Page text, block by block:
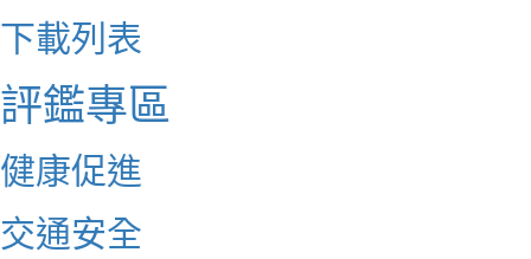
下載列表
評鑑專區
健康促進
交通安全